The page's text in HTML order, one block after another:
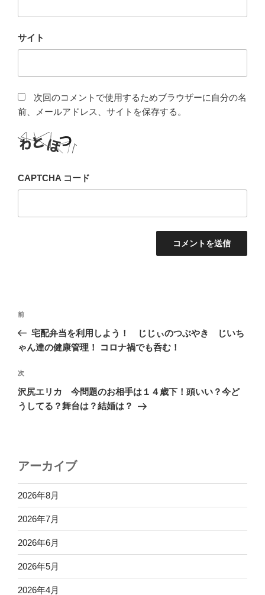
サイト
次回のコメントで使用するためブラウザーに自分の名
前、メールアドレス、サイトを保存する。
CAPTCHA コード
投
ゲ
ー
シ
前
の
投
前
宅配弁当を利用しよう！ じじぃのつぶやき じいち
ゃん達の健康管理！ コロナ禍でも呑む！
次
の
投
次
沢尻エリカ 今問題のお相手は１４歳下！頭いい？今ど
うしてる？舞台は？結婚は？
アーカイブ
2026年8月
2026年7月
2026年6月
2026年5月
2026年4月